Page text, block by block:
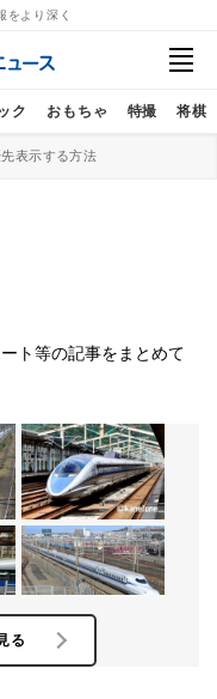
をより深く
ク おもちゃ 特撮 将棋
表示する方法
ト等の記事をまとめて
る